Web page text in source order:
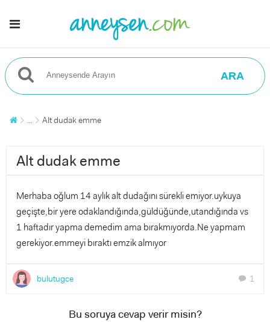
ARA
... Alt dudak emme
Alt dudak emme
Merhaba oğlum 14 aylık alt dudağını sürekli emiyor.uykuya
geçişte,bir yere odaklandığında,güldüğünde,utandığında vs
1 haftadır yapma demedim ama bırakmıyorda.Ne yapmam
gerekiyor.emmeyi bıraktı emzik almıyor
bulutugce chat 1
Bu soruya cevap verir misin?